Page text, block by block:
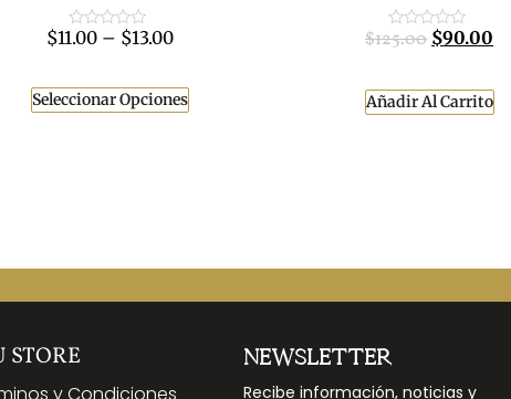
Valorado
5
$11.00– $13.00
Seleccionar Opciones
Valorado
5
$125.00 $90.00
Añadir Al Carrito
STORE NEWSLETTER
Recibe información, noticias y